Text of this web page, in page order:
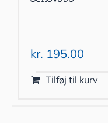
kr. 195.00
Tilføj til kurv